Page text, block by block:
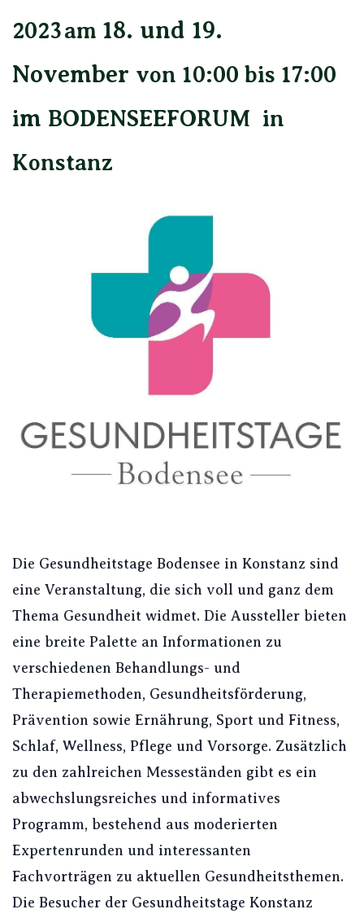
2023am 18. und 19.
November von 10:00 bis 17:00
​im BODENSEEFORUM in
Konstanz
Die Gesundheitstage Bodensee in Konstanz sind
eine Veranstaltung, die sich voll und ganz dem
Thema Gesundheit widmet. Die Aussteller bieten
eine breite Palette an Informationen zu
verschiedenen Behandlungs- und
Therapiemethoden, Gesundheitsförderung,
Prävention sowie Ernährung, Sport und Fitness,
Schlaf, Wellness, Pflege und Vorsorge. Zusätzlich
zu den zahlreichen Messeständen gibt es ein
abwechslungsreiches und informatives
Programm, bestehend aus moderierten
Expertenrunden und interessanten
Fachvorträgen zu aktuellen Gesundheitsthemen.
Die Besucher der Gesundheitstage Konstanz